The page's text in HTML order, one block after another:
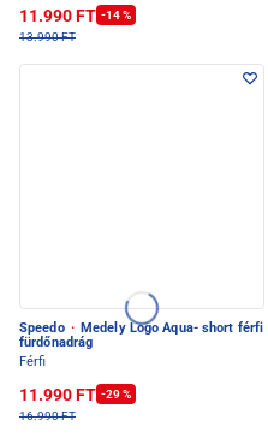
11.990 FT -14 %
13.990 FT
Speedo · Medely Logo Aqua- short férfi
fürdőnadrág
Férfi
11.990 FT -29 %
16.990 FT